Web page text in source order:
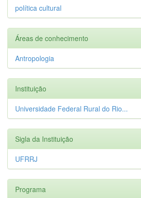
política cultural
Áreas de conhecimento
Antropologia
Instituição
Universidade Federal Rural do Rio...
Sigla da Instituição
UFRRJ
Programa